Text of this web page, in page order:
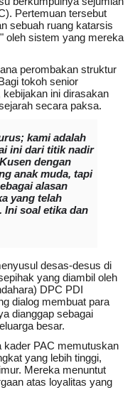
Pertemuan tersebut
sebuah ruang katarsis
oleh sistem yang mereka
perombakan struktur
tokoh senior
kebijakan ini dirasakan
secara paksa.
kami adalah
ini dari titik nadir
dengan
anak muda, tapi
alasan
yang telah
Ini soal etika dan
desas-desus di
yang diambil oleh
DPC PDI
dialog membuat para
dianggap sebagai
besar.
kader PAC memutuskan
yang lebih tinggi,
Mereka menuntut
atas loyalitas yang